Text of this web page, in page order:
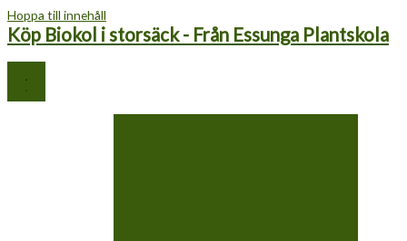
Hoppa till innehåll
Köp Biokol i storsäck - Från Essunga Plantskola